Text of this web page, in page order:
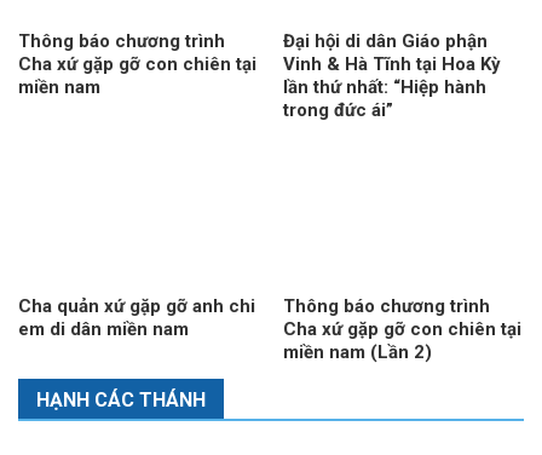
Thông báo chương trình
Cha xứ gặp gỡ con chiên tại
miền nam
Đại hội di dân Giáo phận
Vinh & Hà Tĩnh tại Hoa Kỳ
lần thứ nhất: “Hiệp hành
trong đức ái”
Cha quản xứ gặp gỡ anh chi
em di dân miền nam
Thông báo chương trình
Cha xứ gặp gỡ con chiên tại
miền nam (Lần 2)
HẠNH CÁC THÁNH